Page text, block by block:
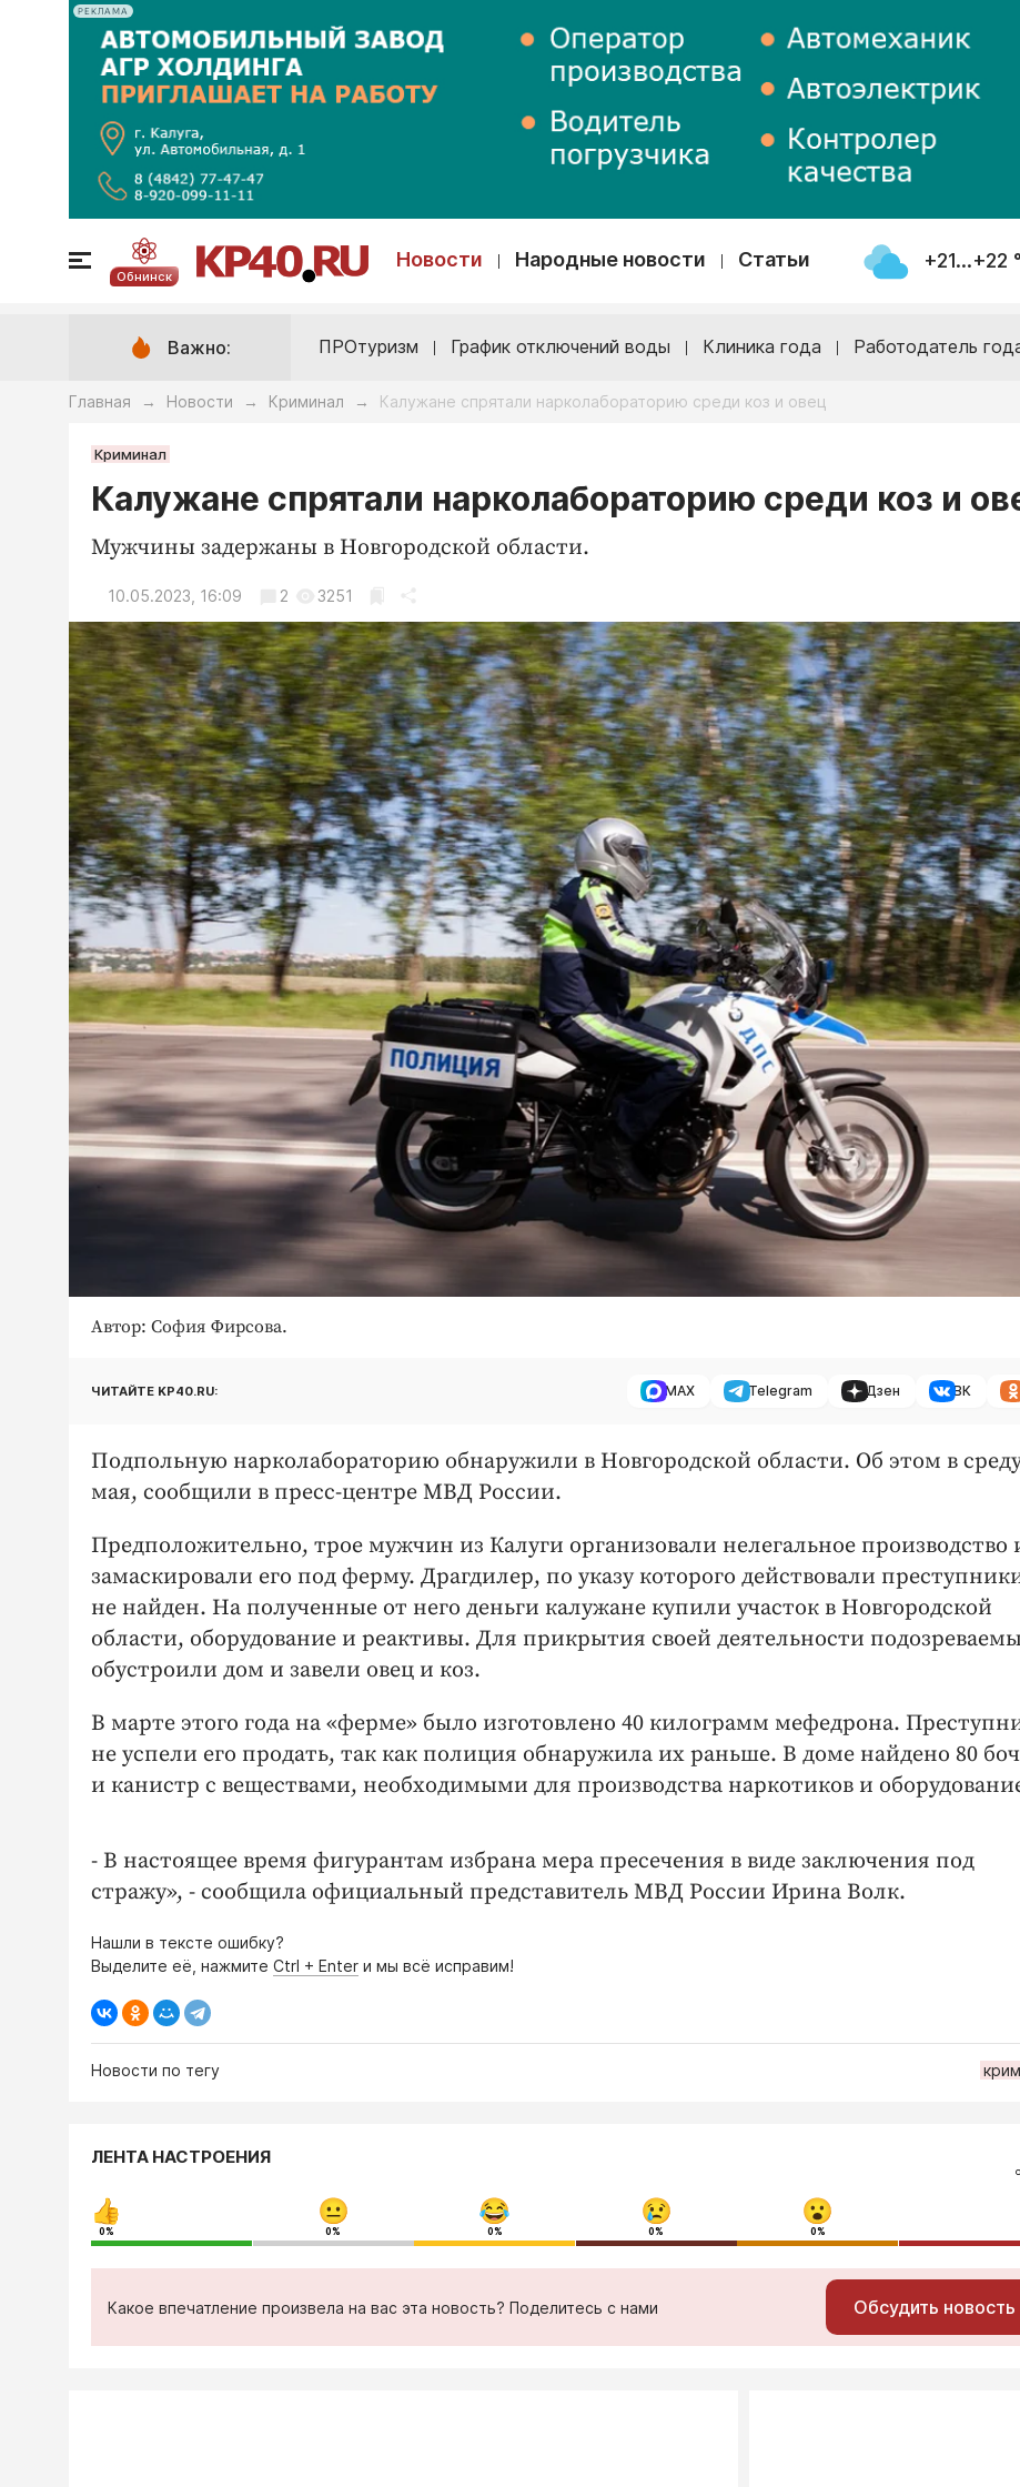
РЕКЛАМА
Обнинск
Новости Народные новости Статьи +21...+22
Важно: ПРОтуризм График отключений воды Клиника года Работодатель
Главная → Новости → Криминал → Калужане спрятали нарколабораторию среди коз и овец
Криминал
Калужане спрятали нарколабораторию среди коз и
Мужчины задержаны в Новгородской области.
10.05.2023, 16:09 2 3251
Автор: София Фирсова.
ЧИТАЙТЕ KP40.RU: MAX Telegram Дзен ВК
Подпольную нарколабораторию обнаружили в Новгородской области. Об этом в
мая, сообщили в пресс-центре МВД России.
Предположительно, трое мужчин из Калуги организовали нелегальное производство
замаскировали его под ферму. Драгдилер, по указу которого действовали
не найден. На полученные от него деньги калужане купили участок в Новгородской
области, оборудование и реактивы. Для прикрытия своей деятельности
обустроили дом и завели овец и коз.
В марте этого года на «ферме» было изготовлено 40 килограмм мефедрона.
не успели его продать, так как полиция обнаружила их раньше. В доме найдено 80
и канистр с веществами, необходимыми для производства наркотиков и
- В настоящее время фигурантам избрана мера пресечения в виде заключения под
стражу», - сообщила официальный представитель МВД России Ирина Волк.
Нашли в тексте ошибку?
Выделите её, нажмите Ctrl + Enter и мы всё исправим!
Новости по тегу
ЛЕНТА НАСТРОЕНИЯ
0% 0% 0% 0% 0%
Какое впечатление произвела на вас эта новость? Поделитесь с нами Обсудить новость